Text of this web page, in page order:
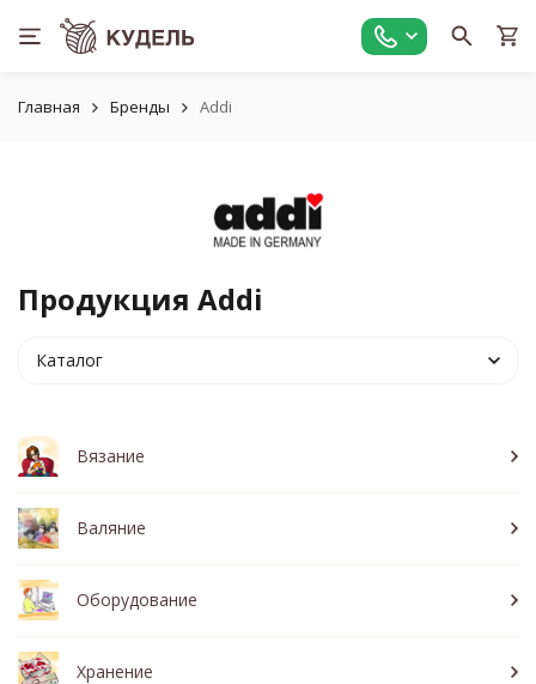
Главная Бренды Addi
Продукция Addi
Каталог
Вязание
Валяние
Оборудование
Хранение